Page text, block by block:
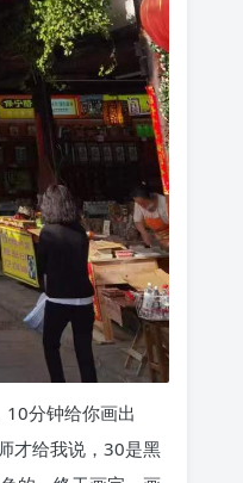
分钟给你画出
才给我说，30是黑